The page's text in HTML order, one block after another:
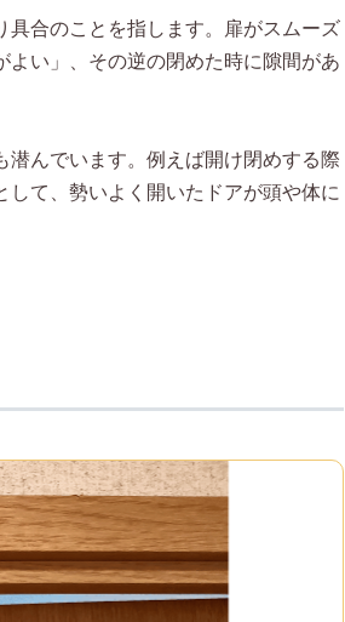
合のことを指します。扉がスムーズ
い」、その逆の閉めた時に隙間があ
んでいます。例えば開け閉めする際
て、勢いよく開いたドアが頭や体に